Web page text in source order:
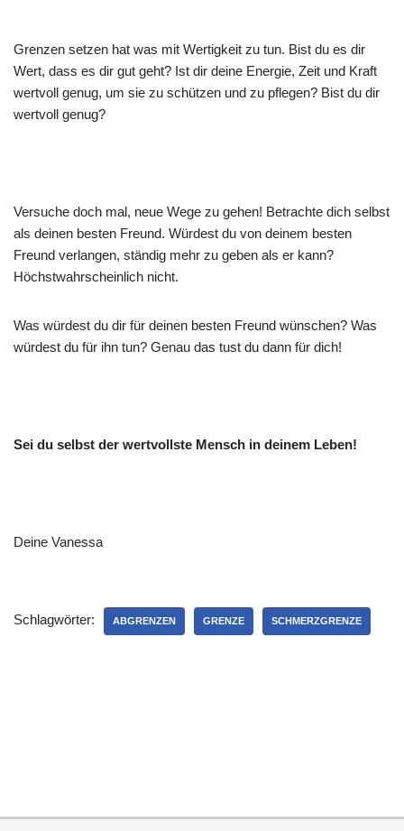
Grenzen setzen hat was mit Wertigkeit zu tun. Bist du es dir
Wert, dass es dir gut geht? Ist dir deine Energie, Zeit und Kraft
wertvoll genug, um sie zu schützen und zu pflegen? Bist du dir
wertvoll genug?
Versuche doch mal, neue Wege zu gehen! Betrachte dich selbst
als deinen besten Freund. Würdest du von deinem besten
Freund verlangen, ständig mehr zu geben als er kann?
Höchstwahrscheinlich nicht.
Was würdest du dir für deinen besten Freund wünschen? Was
würdest du für ihn tun? Genau das tust du dann für dich!
Sei du selbst der wertvollste Mensch in deinem Leben!
Deine Vanessa
Schlagwörter: ABGRENZEN GRENZE SCHMERZGRENZE